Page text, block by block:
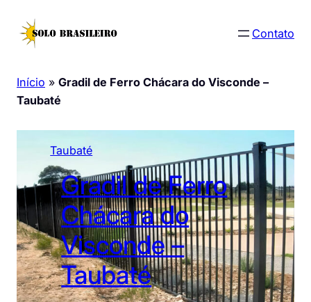
para
Contato
Início » Gradil de Ferro Chácara do Visconde –
Taubaté
Taubaté
Gradil de Ferro
Chácara do
Visconde –
Taubaté